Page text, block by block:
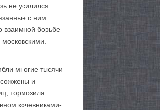
не усилился
с ним
взаимной борьбе
многие тысячи
сожжены и
тормозила
кочевниками-